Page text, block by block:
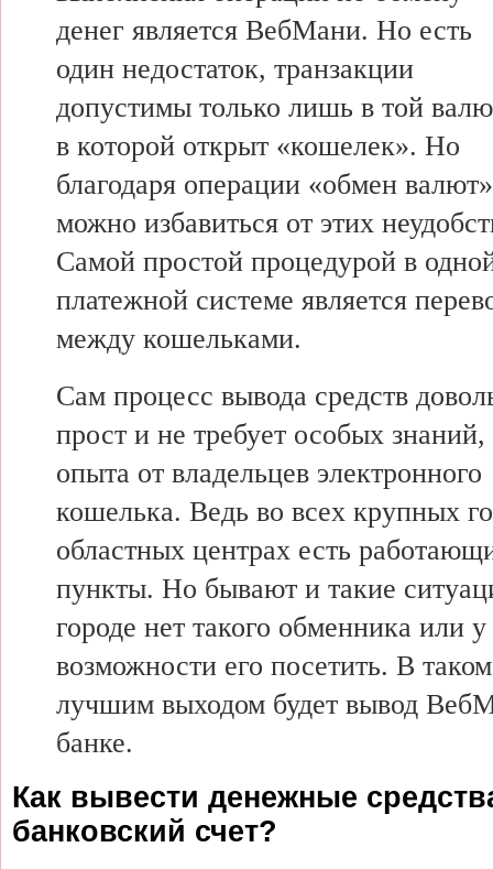
денег является ВебМани. Но есть
один недостаток, транзакции
допустимы только лишь в той
в которой открыт «кошелек». Но
благодаря операции «обмен
можно избавиться от этих
Самой простой процедурой в
платежной системе является
между кошельками.
Сам процесс вывода средств
прост и не требует особых знаний,
опыта от владельцев электронного
кошелька. Ведь во всех крупных
областных центрах есть
пункты. Но бывают и такие
городе нет такого обменника или у
возможности его посетить. В
лучшим выходом будет вывод
банке.
Как вывести денежные
банковский счет?